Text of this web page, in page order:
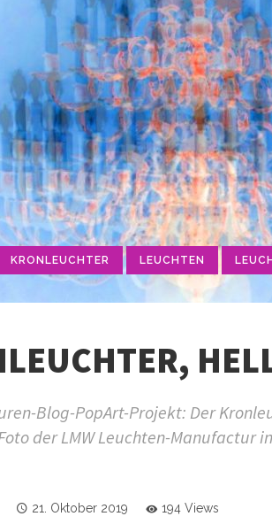
KRONLEUCHTER LEUCHTEN
Blog-PopArt-Projekt: Der
der LMW Leuchten-Manufactur
21. Oktober 2019 194 Views